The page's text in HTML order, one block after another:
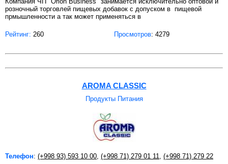
розночный торговлей пищевых добавок с допуском в пищевой
прмышленности а так может применяться в
Рейтинг: 260 Просмотров: 4279
AROMA CLASSIC
Продукты Питания
Телефон: (+998 93) 593 10 00, (+998 71) 279 01 11, (+998 71) 279 22